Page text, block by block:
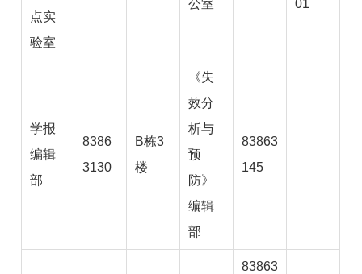
点实
验室
公室
01
学报
编辑
部
8386
3130
B栋3
楼
《失
效分
析与
预
防》
编辑
部
83863
145
83863